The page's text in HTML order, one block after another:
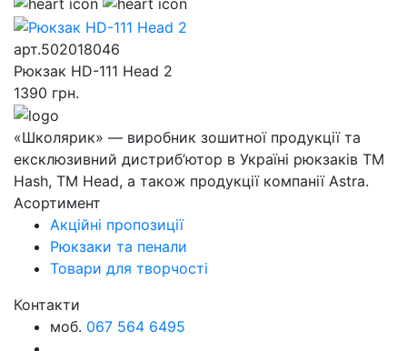
арт.502018046
Рюкзак HD-111 Head 2
1390 грн.
«Школярик» — виробник зошитної продукції та
ексклюзивний дистриб’ютор в Україні рюкзаків ТМ
Hash, ТМ Head, а також продукції компанії Astra.
Асортимент
Акційні пропозиції
Рюкзаки та пенали
Товари для творчості
Контакти
моб. 067 564 6495